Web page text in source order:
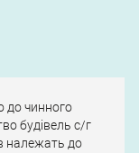
до чинного
будівель с/г
належать до